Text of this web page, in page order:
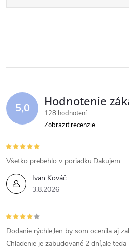
5,0 Hodnotenie
128 hodnotení
Zobraziť recenzie
Ivan Kováč
3.8.2026
Všetko prebehlo v poriadku.Dakujem
Dodanie rýchle,len by som ocenila aj
Chladenie je zabudované 2 dní,ale